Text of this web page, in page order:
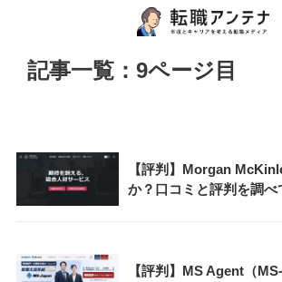
記事一覧：9ページ目
【評判】Morgan
か？口コミと評判を調べ
【評判】MS Agent（